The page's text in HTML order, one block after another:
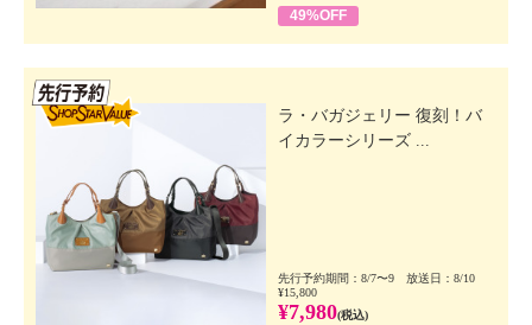
49%OFF
ラ・バガジェリー 復刻！バ
イカラーシリーズ ...
先行予約期間：8/7〜9 放送日：8/10
¥15,800
¥7,980(税込)